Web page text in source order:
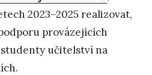
2023–2025 realizovat,
provázejících
učitelství na